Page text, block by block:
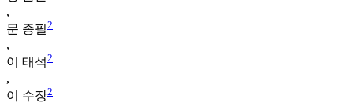
,
문 종필2
,
이 태석2
,
이 수장2